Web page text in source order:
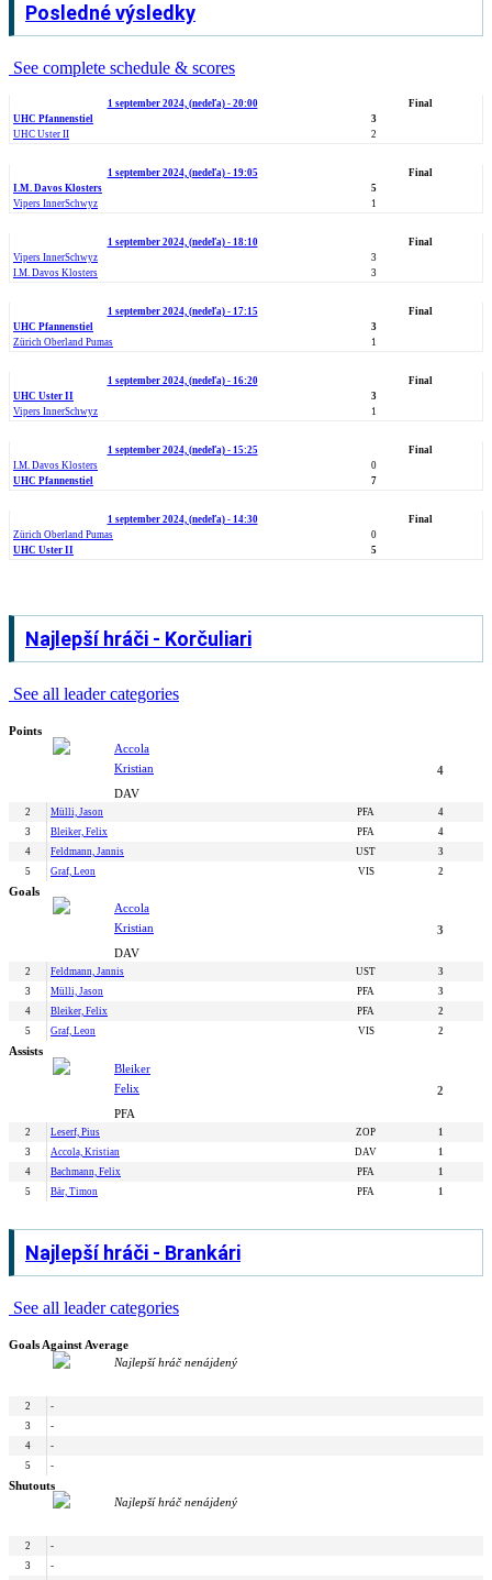
Posledné výsledky
See complete schedule & scores
1 september 2024, (nedeľa) - 20:00
Final
UHC Pfannenstiel
3
UHC Uster II
2
1 september 2024, (nedeľa) - 19:05
Final
I.M. Davos Klosters
5
Vipers InnerSchwyz
1
1 september 2024, (nedeľa) - 18:10
Final
Vipers InnerSchwyz
3
I.M. Davos Klosters
3
1 september 2024, (nedeľa) - 17:15
Final
UHC Pfannenstiel
3
Zürich Oberland Pumas
1
1 september 2024, (nedeľa) - 16:20
Final
UHC Uster II
3
Vipers InnerSchwyz
1
1 september 2024, (nedeľa) - 15:25
Final
I.M. Davos Klosters
0
UHC Pfannenstiel
7
1 september 2024, (nedeľa) - 14:30
Final
Zürich Oberland Pumas
0
UHC Uster II
5
Najlepší hráči - Korčuliari
See all leader categories
Points
Accola
Kristian
DAV
4
2 Mülli, Jason PFA
4
3
Bleiker, Felix PFA
4
4
Feldmann, Jannis UST
3
5
Graf, Leon VIS 2
Goals
Accola
Kristian
DAV
3
2 Feldmann, Jannis UST
3
3
Mülli, Jason PFA
3
4
Bleiker, Felix PFA
2
5
Graf, Leon VIS 2
Assists
Bleiker
Felix
PFA
2
2 Leserf, Pius ZOP
1
3
Accola, Kristian DAV
1
4
Bachmann, Felix PFA
1
5
Bär, Timon PFA 1
Najlepší hráči - Brankári
See all leader categories
Goals Against Average
Najlepší hráč nenájdený
2
-
3
-
4
-
5
-
Shutouts
Najlepší hráč nenájdený
2
-
3
-